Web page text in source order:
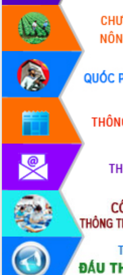
Hòn Yến phát triển du lịch gắn với bảo
tồn biển
Lấy ý kiến điều chỉnh Quy hoạch tỉnh
Đắk Lắk thời kỳ 2021-2030, tầm nhìn
đến năm 2050
Phát động chiến dịch 30 ngày đêm
giải phóng mặt bằng Tuyến đường bộ
ven biển
Đắk Lắk nỗ lực thúc đẩy tăng trưởng
kinh tế từ 10% trở lên trong Quý
II/2026
Đắk Lắk ký kết thỏa thuận hợp tác về
chuyển đổi số giai đoạn 2026 – 2030
với Tập đoàn Bưu chính Viễn thông
Việt Nam
Thứ trưởng Bộ Y tế làm việc với tỉnh
Đắk Lắk về phát triển nhân lực y tế
Du lịch Đắk Lắk nâng tầm trải nghiệm
du khách thông qua Hệ thống cơ sở dữ
liệu và Bản đồ số
Tập huấn ứng dụng trí tuệ nhân tạo (AI)
trong thương mại điện tử năm 2026
Đoàn đại biểu Quốc hội tỉnh Đắk Lắk
trao đổi thông tin trước Kỳ họp thứ
nhất, Quốc hội khóa XVI